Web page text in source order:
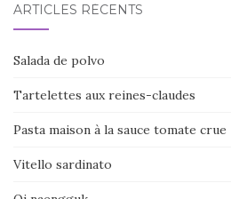
ARTICLES RÉCENTS
Salada de polvo
Tartelettes aux reines-claudes
Pasta maison à la sauce tomate crue
Vitello sardinato